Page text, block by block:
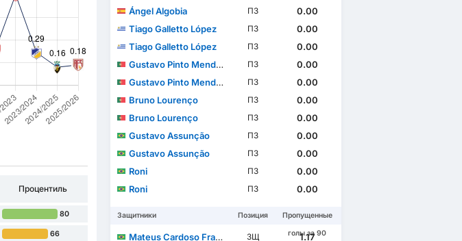
Процентиль
80
66
Ángel Algobia
ПЗ
0.00
Tiago Galletto López
ПЗ
0.00
Tiago Galletto López
ПЗ
0.00
Gustavo Pinto Mendonça
ПЗ
0.00
Gustavo Pinto Mendonça
ПЗ
0.00
Bruno Lourenço
ПЗ
0.00
Bruno Lourenço
ПЗ
0.00
Gustavo Assunção
ПЗ
0.00
Gustavo Assunção
ПЗ
0.00
Roni
ПЗ
0.00
Roni
ПЗ 0.00
Защитники Позиция
Пропущенные
голы за 90
Mateus Cardoso Francisco ЗЩ
1.17